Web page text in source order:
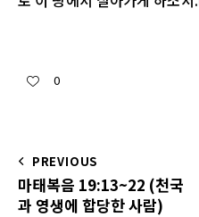
0
PREVIOUS
마태복음 19:13~22 (천국
과 영생에 합당한 사람)